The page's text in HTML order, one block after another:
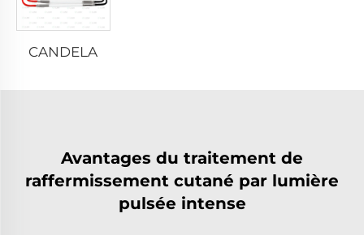
CANDELA
Avantages du traitement de
raffermissement cutané par lumière
pulsée intense